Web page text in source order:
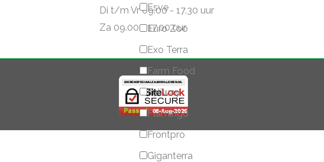
Esve
Euro Zoo
Exo Terra
Farm Food
Feliway
Flamingo
Frontpro
Giganterra
Di t/m Vr 09.00 - 17.30 uur
Za 09.00 - 17.00 uur